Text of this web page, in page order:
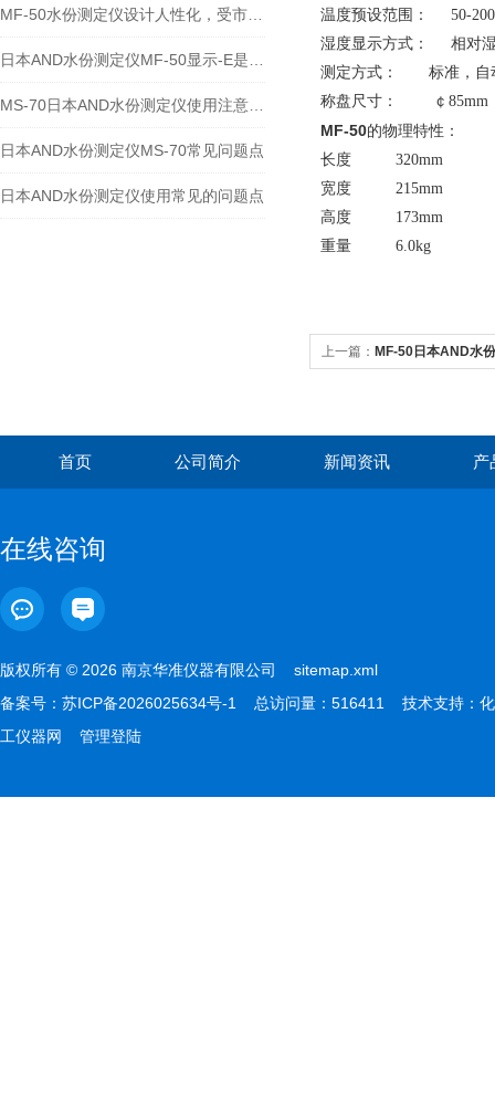
日本AND水份测定仪MS-70常见问题点
日本AND水份测定仪使用常见的问题点
温度预设范围： 50-
湿度显示方式： 相对湿
测定方式： 标准，自
称盘尺寸： ￠85mm
MF-50的物理特性：
长度 320mm
宽度 215mm
高度 173mm
重量 6.0kg
上一篇： MF-50日本AND水
首页 公司简介 新闻资讯 产
在线咨询
版权所有 © 2026 南京华准仪器有限公司 sitemap.xml
备案号： 苏ICP备2026025634号-1 总访问量：516411 技术支持： 化
工仪器网
管理登陆